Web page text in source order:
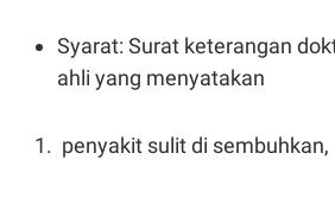
Syarat: Surat keterangan
ahli yang menyatakan
penyakit sulit di sembuhkan,